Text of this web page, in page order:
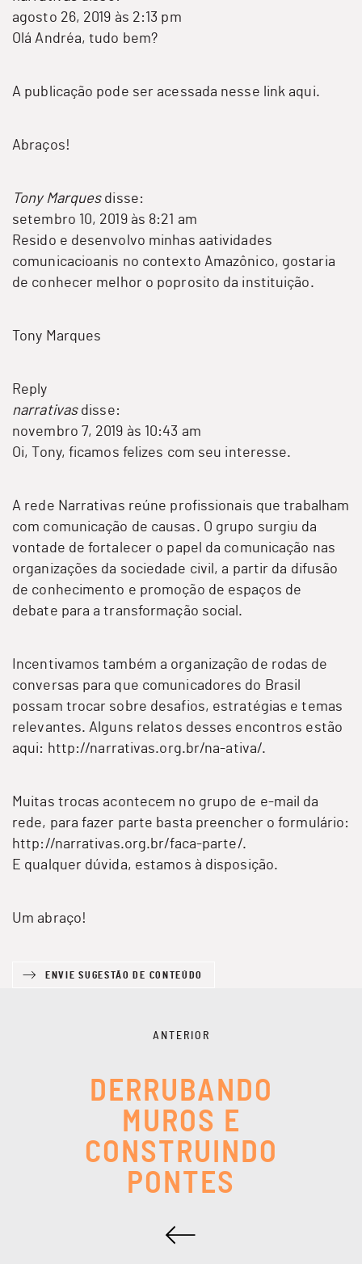
agosto 26, 2019 às 2:13 pm
Olá Andréa, tudo bem?
A publicação pode ser acessada nesse linkaqui.
Abraços!
Tony Marques disse:
setembro 10, 2019 às 8:21 am
Resido e desenvolvo minhas aatividades
comunicacioanis no contexto Amazônico, gostaria
de conhecer melhor o poprosito da instituição.
Tony Marques
Reply
narrativas disse:
novembro 7, 2019 às 10:43 am
Oi, Tony, ficamos felizes com seu interesse.
A rede Narrativas reúne profissionais que trabalham
com comunicação de causas. O grupo surgiu da
vontade de fortalecer o papel da comunicação nas
organizações da sociedade civil, a partir da difusão
de conhecimento e promoção de espaços de
debate para a transformação social.
Incentivamos também a organização de rodas de
conversas para que comunicadores do Brasil
possam trocar sobre desafios, estratégias e temas
relevantes. Alguns relatos desses encontros estão
aqui: http://narrativas.org.br/na-ativa/.
Muitas trocas acontecem no grupo de e-mail da
rede, para fazer parte basta preencher o formulário:
http://narrativas.org.br/faca-parte/.
E qualquer dúvida, estamos à disposição.
Um abraço!
ENVIE SUGESTÃO DE CONTEÚDO
ANTERIOR
DERRUBANDO
MUROS E
CONSTRUINDO
PONTES